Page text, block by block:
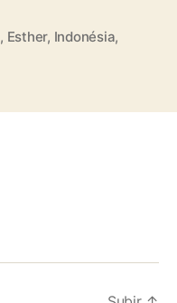
, Esther, Indonésia,